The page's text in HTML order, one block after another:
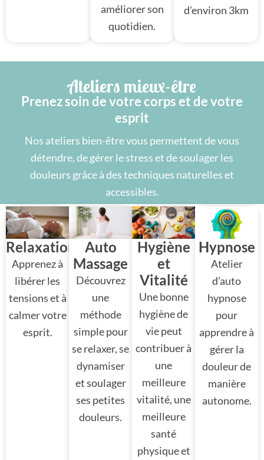
améliorer son
quotidien.
d’environ 3km
Ateliers mieux-être
Prenez soin de votre corps et de votre
esprit
Nos ateliers bien-être vous permettent de vous
détendre, de gérer le stress et de soulager les
douleurs grâce à des techniques naturelles et
accessibles.
Relaxation
Apprenez à
libérer les
tensions et à
calmer votre
esprit.
Auto
Massage
Découvrez
une
méthode
simple pour
se relaxer, se
dynamiser
et soulager
ses petites
douleurs.
Hygiène
et
Vitalité
Une bonne
hygiène de
vie peut
contribuer à
une
meilleure
vitalité, une
meilleure
santé
physique et
Hypnose
Atelier
d’auto
hypnose
pour
apprendre à
gérer la
douleur de
manière
autonome.